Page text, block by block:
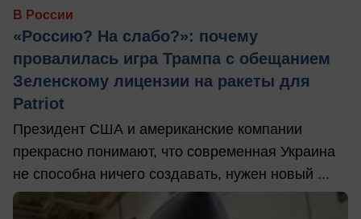
В России
«Россию? На слабо?»: почему
провалилась игра Трампа с обещанием
Зеленскому лицензии на ракеты для
Patriot
Президент США и американские компании
прекрасно понимают, что современная Украина
не способна ничего создавать, нужен новый ...